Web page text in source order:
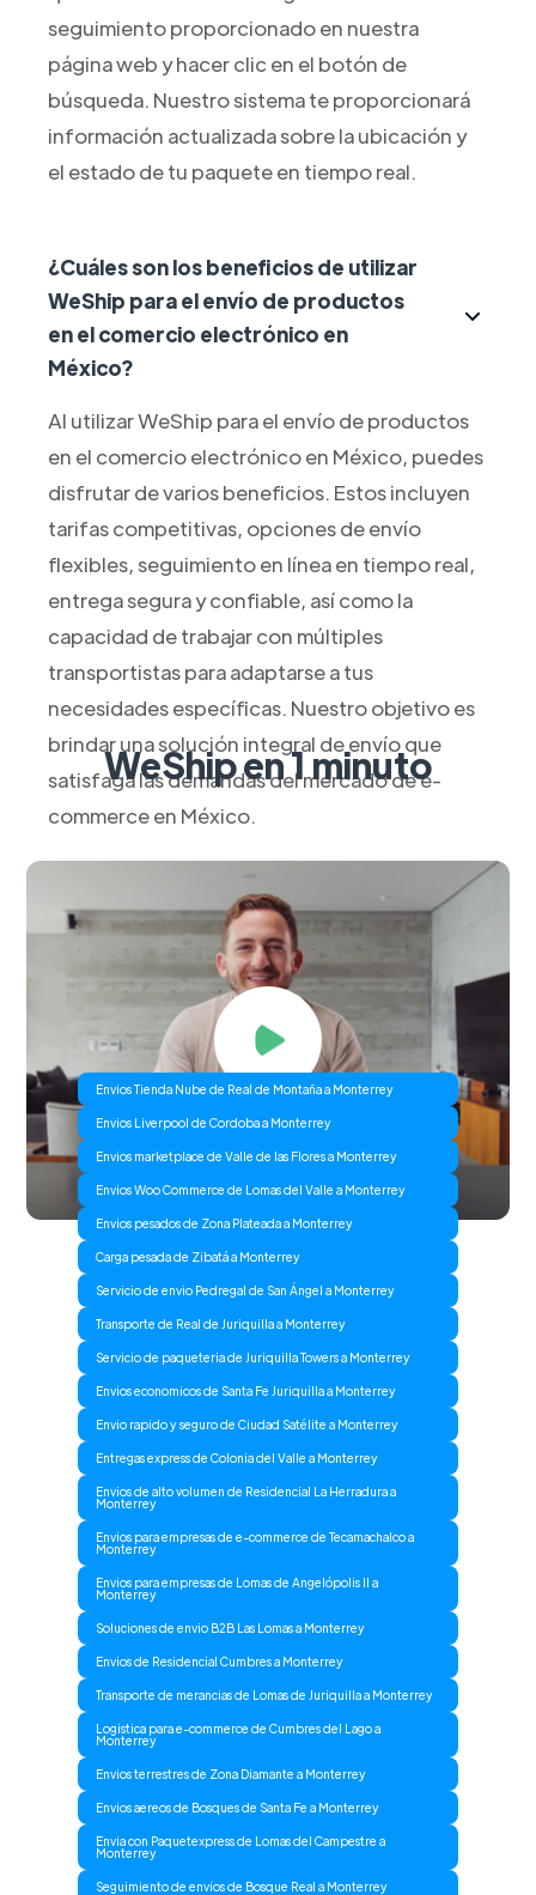
seguimiento proporcionado en nuestra
página web y hacer clic en el botón de
búsqueda. Nuestro sistema te proporcionará
información actualizada sobre la ubicación y
el estado de tu paquete en tiempo real.
¿Cuáles son los beneficios de utilizar
WeShip para el envío de productos
en el comercio electrónico en
México?
Al utilizar WeShip para el envío de productos
en el comercio electrónico en México, puedes
disfrutar de varios beneficios. Estos incluyen
tarifas competitivas, opciones de envío
flexibles, seguimiento en línea en tiempo real,
entrega segura y confiable, así como la
capacidad de trabajar con múltiples
transportistas para adaptarse a tus
necesidades específicas. Nuestro objetivo es
brindar una solución integral de envío que
satisfaga las demandas del mercado de e-
commerce en México.
WeShip en 1 minuto
Envios Tienda Nube de Real de Montaña a Monterrey
Envios Liverpool de Cordoba a Monterrey
Envios marketplace de Valle de las Flores a Monterrey
Envios Woo Commerce de Lomas del Valle a Monterrey
Envios pesados de Zona Plateada a Monterrey
Carga pesada de Zibatá a Monterrey
Servicio de envio Pedregal de San Ángel a Monterrey
Transporte de Real de Juriquilla a Monterrey
Servicio de paqueteria de Juriquilla Towers a Monterrey
Envios economicos de Santa Fe Juriquilla a Monterrey
Envio rapido y seguro de Ciudad Satélite a Monterrey
Entregas express de Colonia del Valle a Monterrey
Envios de alto volumen de Residencial La Herradura a
Monterrey
Envios para empresas de e-commerce de Tecamachalco a
Monterrey
Envios para empresas de Lomas de Angelópolis II a
Monterrey
Soluciones de envio B2B Las Lomas a Monterrey
Envios de Residencial Cumbres a Monterrey
Transporte de merancias de Lomas de Juriquilla a Monterrey
Logistica para e-commerce de Cumbres del Lago a
Monterrey
Envios terrestres de Zona Diamante a Monterrey
Envios aereos de Bosques de Santa Fe a Monterrey
Envia con Paquetexpress de Lomas del Campestre a
Monterrey
Seguimiento de envíos de Bosque Real a Monterrey